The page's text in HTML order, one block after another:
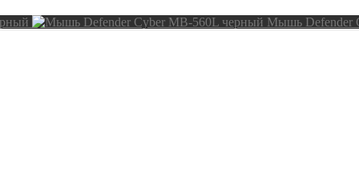
Мышь Defender